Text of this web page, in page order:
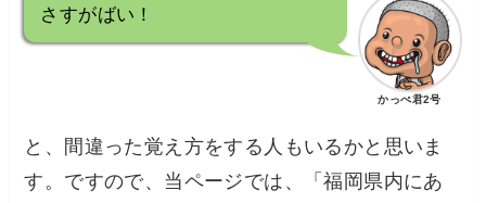
さすがばい！
かっぺ君2号
と、間違った覚え方をする人もいるかと思いま
す。ですので、当ページでは、
「福岡県内にあ